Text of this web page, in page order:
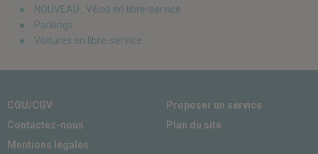
NOUVEAU : Vélos en libre-service
Parkings
Voitures en libre-service
CGU/CGV
Contactez-nous
Mentions légales
Proposer un service
Plan du site